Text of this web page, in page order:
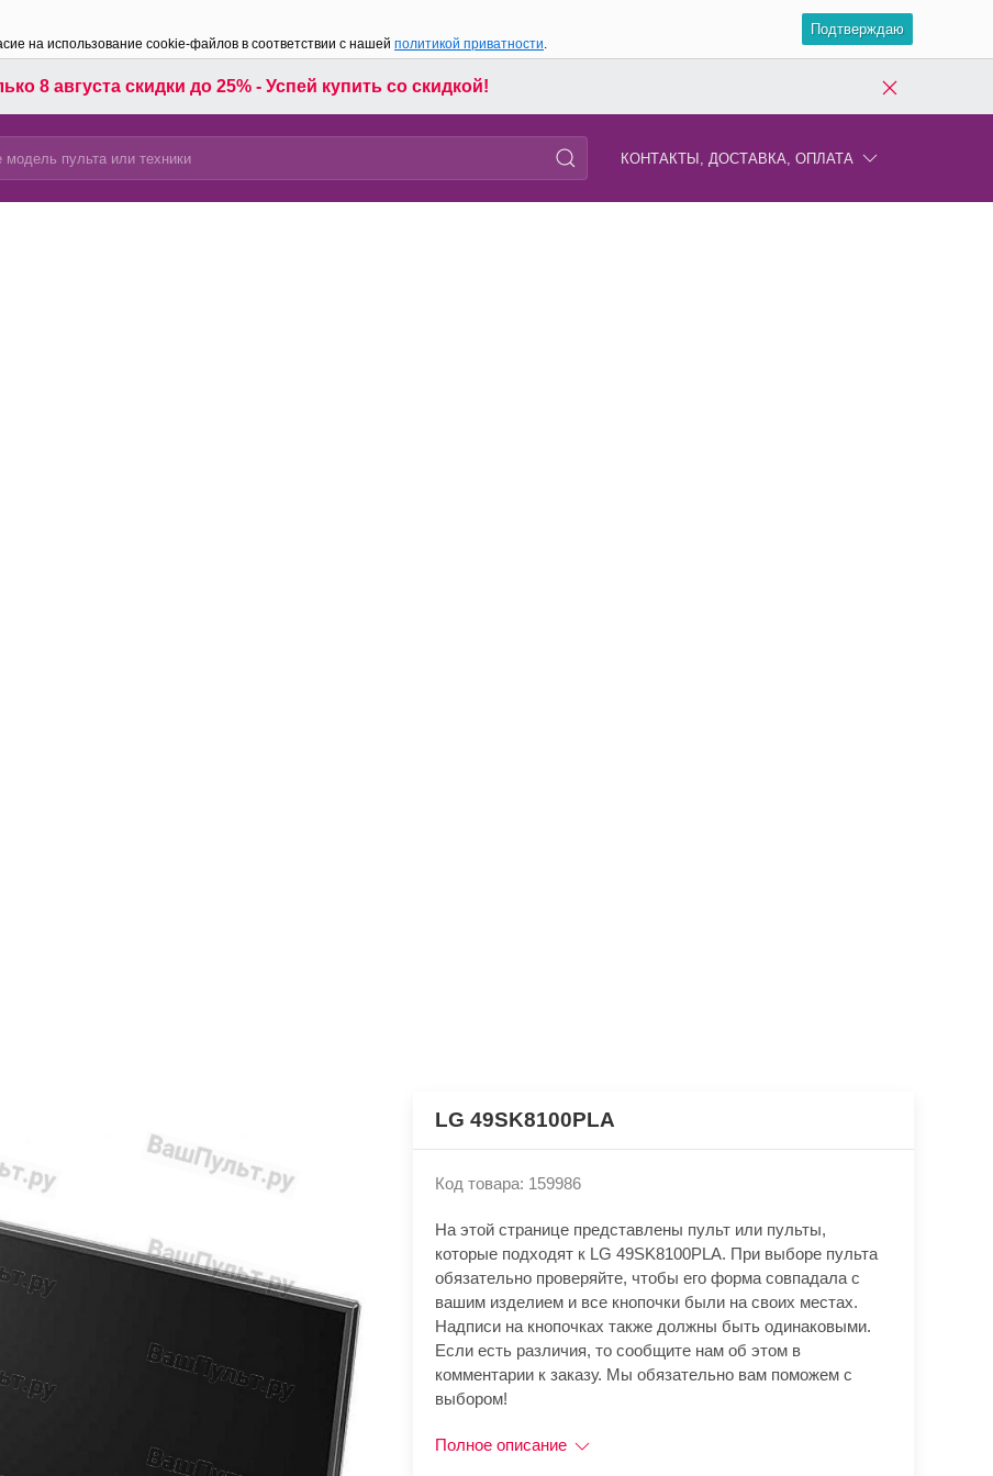
на использование cookie-файлов в соответствии с нашей политикой приватности.
Подтверждаю
8 августа скидки до 25% - Успей купить со скидкой!
КОНТАКТЫ, ДОСТАВКА, ОПЛАТА
LG 49SK8100PLA
Код товара: 159986
На этой странице представлены пульт или пульты,
которые подходят к LG 49SK8100PLA. При выборе пульта
обязательно проверяйте, чтобы его форма совпадала с
вашим изделием и все кнопочки были на своих местах.
Надписи на кнопочках также должны быть одинаковыми.
Если есть различия, то сообщите нам об этом в
комментарии к заказу. Мы обязательно вам поможем с
выбором!
Полное описание